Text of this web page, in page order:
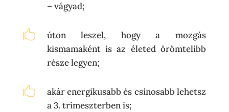
– vágyad;

úton leszel, hogy a mozgás
kismamaként is az életed örömtelibb
része legyen;

akár energikusabb és csinosabb lehetsz
a 3. trimeszterben is;